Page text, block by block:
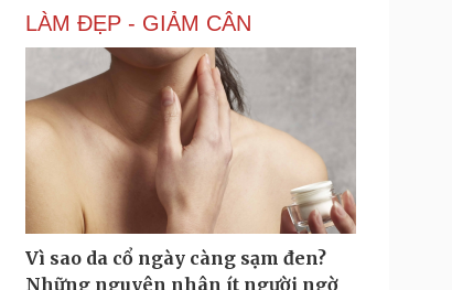
LÀM ĐẸP - GIẢM CÂN
Vì sao da cổ ngày càng sạm đen?
Những nguyên nhân ít người ngờ